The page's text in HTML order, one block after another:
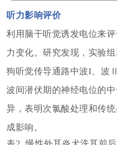
听力影响评价
利用脑干听觉诱发电位来
力变化。研究发现，实验
狗听觉传导通路中波I、
波间潜伏期的神经电位的
异，表明次氯酸处理和传
成影响。